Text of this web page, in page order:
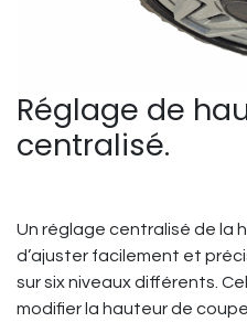
Réglage de
centralisé.
Un réglage centralisé de la
d’ajuster facilement et
sur six niveaux différents.
modifier la hauteur de